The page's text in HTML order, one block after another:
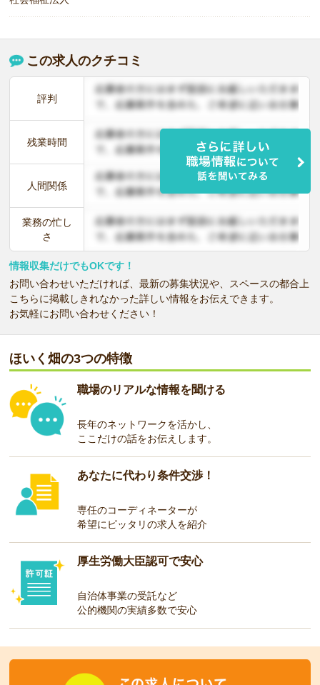
この求人のクチコミ
評判
残業時間
人間関係
業務の忙し
さ
情報収集だけでもOKです！
お問い合わせいただければ、最新の募集状況や、スペースの都合上
こちらに掲載しきれなかった詳しい情報をお伝えできます。
お気軽にお問い合わせください！
ほいく畑の3つの特徴
職場のリアルな情報を聞ける
長年のネットワークを活かし、
ここだけの話をお伝えします。
あなたに代わり条件交渉！
専任のコーディネーターが
希望にピッタリの求人を紹介
厚生労働大臣認可で安心
自治体事業の受託など
公的機関の実績多数で安心